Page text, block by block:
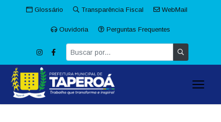
Glossário Transparência Fiscal WebMail
Ouvidoria Perguntas Frequentes